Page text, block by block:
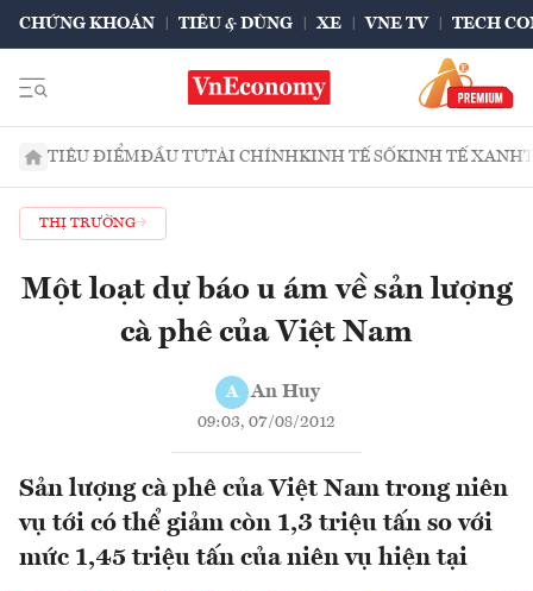
CHỨNG KHOÁN TIÊU & DÙNG XE VNE TV TECH
TIÊU ĐIỂMĐẦU TƯTÀI CHÍNHKINH TẾ SỐKINH TẾ XANH
THỊ TRƯỜNG
Một loạt dự báo u ám về sản lượng
cà phê của Việt Nam
A An Huy
09:03, 07/08/2012
Sản lượng cà phê của Việt Nam trong niên
vụ tới có thể giảm còn 1,3 triệu tấn so với
mức 1,45 triệu tấn của niên vụ hiện tại